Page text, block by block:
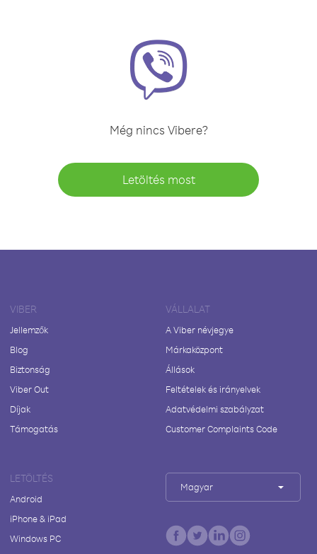
Még nincs Vibere?
Letöltés most
VIBER
Jellemzők
Blog
Biztonság
Viber Out
Díjak
Támogatás
VÁLLALAT
A Viber névjegye
Márkaközpont
Állások
Feltételek és irányelvek
Adatvédelmi szabályzat
Customer Complaints Code
LETÖLTÉS
Android
iPhone & iPad
Windows PC
Magyar